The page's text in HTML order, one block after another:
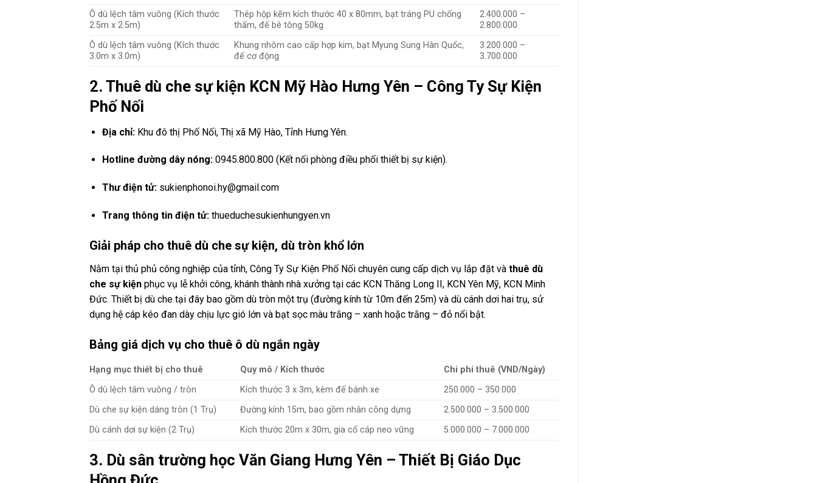
Ô dù lệch tâm vuông (Kích thước
2.5m x 2.5m)
Thép hộp kẽm kích thước 40 x 80mm, bạt tráng PU chống
thấm, đế bê tông 50kg
2.400.000 –
2.800.000
Ô dù lệch tâm vuông (Kích thước
3.0m x 3.0m)
Khung nhôm cao cấp hợp kim, bạt Myung Sung Hàn Quốc,
đế cơ động
3.200.000 –
3.700.000
2. Thuê dù che sự kiện KCN Mỹ Hào Hưng Yên – Công Ty Sự Kiện
Phố Nối
Địa chỉ:Khu đô thị Phố Nối, Thị xã Mỹ Hào, Tỉnh Hưng Yên.
Hotline đường dây nóng:0945.800.800 (Kết nối phòng điều phối thiết bị sự kiện).
Thư điện tử:sukienphonoi.hy@gmail.com
Trang thông tin điện tử:thueduchesukienhungyen.vn
Giải pháp cho thuê dù che sự kiện, dù tròn khổ lớn
Nằm tại thủ phủ công nghiệp của tỉnh, Công Ty Sự Kiện Phố Nối chuyên cung cấp dịch vụ lắp đặt và thuê dù
che sự kiện phục vụ lễ khởi công, khánh thành nhà xưởng tại các KCN Thăng Long II, KCN Yên Mỹ, KCN Minh
Đức. Thiết bị dù che tại đây bao gồm dù tròn một trụ (đường kính từ 10m đến 25m) và dù cánh dơi hai trụ, sử
dụng hệ cáp kéo đan dày chịu lực gió lớn và bạt sọc màu trắng – xanh hoặc trắng – đỏ nổi bật.
Bảng giá dịch vụ cho thuê ô dù ngắn ngày
Hạng mục thiết bị cho thuê Quy mô / Kích thước
Chi phí thuê (VND/Ngày)
Ô dù lệch tâm vuông / tròn
Kích thước 3 x 3m, kèm đế bánh xe
250.000 – 350.000
Dù che sự kiện dáng tròn (1 Trụ)
Đường kính 15m, bao gồm nhân công dựng
2.500.000 – 3.500.000
Dù cánh dơi sự kiện (2 Trụ)
Kích thước 20m x 30m, gia cố cáp neo vững 5.000.000 – 7.000.000
3. Dù sân trường học Văn Giang Hưng Yên – Thiết Bị Giáo Dục